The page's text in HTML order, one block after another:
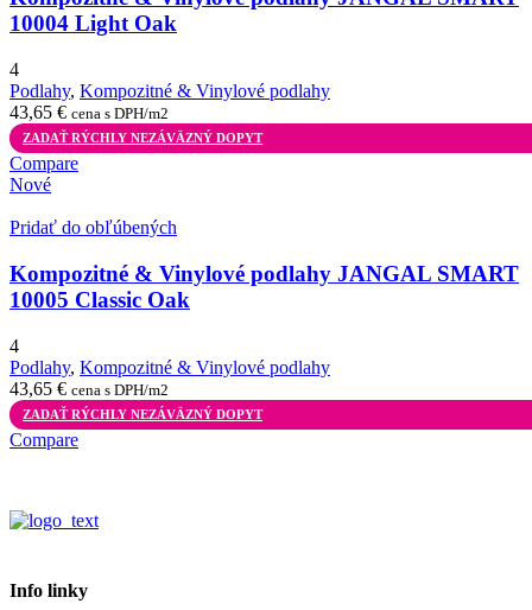
10004 Light Oak
4
Podlahy, Kompozitné & Vinylové podlahy
43,65 € cena s DPH/m2
ZADAŤ RÝCHLY NEZÁVÄZNÝ DOPYT
Compare
Nové
Pridať do obľúbených
Kompozitné & Vinylové podlahy JANGAL SMART
10005 Classic Oak
4
Podlahy, Kompozitné & Vinylové podlahy
43,65 € cena s DPH/m2
ZADAŤ RÝCHLY NEZÁVÄZNÝ DOPYT
Compare
Info linky